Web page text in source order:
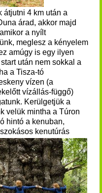
átjutni 4 km után a
árad, akkor majd
a nyílt
meglesz a kényelem
amúgy is egy ilyen
után nem sokkal a
a Tisza-tó
vízen (a
vízállás-függő)
Kerülgetjük a
velük mintha a Túron
hintó a kenuban,
kenutúrás